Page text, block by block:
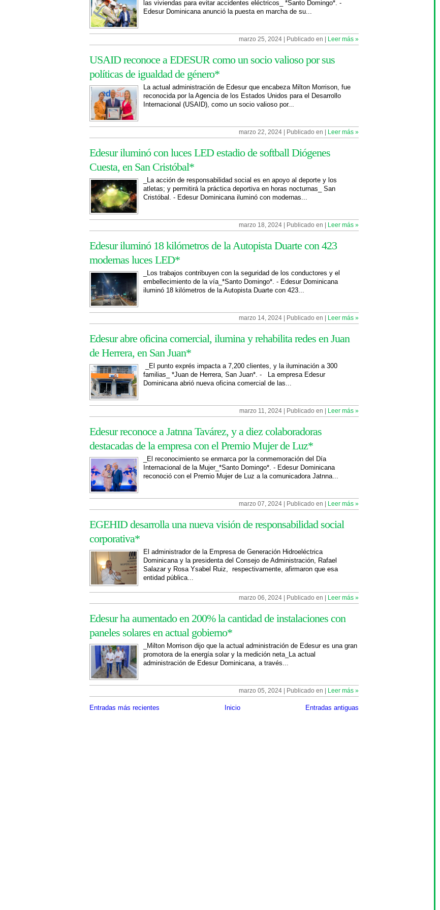
las viviendas para evitar accidentes eléctricos_ *Santo Domingo*. -
Edesur Dominicana anunció la puesta en marcha de su...
marzo 25, 2024 | Publicado en | Leer más »
USAID reconoce a EDESUR como un socio valioso por sus
políticas de igualdad de género*
La actual administración de Edesur que encabeza Milton Morrison, fue
reconocida por la Agencia de los Estados Unidos para el Desarrollo
Internacional (USAID), como un socio valioso por...
marzo 22, 2024 | Publicado en | Leer más »
Edesur iluminó con luces LED estadio de softball Diógenes
Cuesta, en San Cristóbal*
_La acción de responsabilidad social es en apoyo al deporte y los
atletas; y permitirá la práctica deportiva en horas nocturnas_ San
Cristóbal. - Edesur Dominicana iluminó con modernas...
marzo 18, 2024 | Publicado en | Leer más »
Edesur iluminó 18 kilómetros de la Autopista Duarte con 423
modernas luces LED*
_Los trabajos contribuyen con la seguridad de los conductores y el
embellecimiento de la vía_*Santo Domingo*. - Edesur Dominicana
iluminó 18 kilómetros de la Autopista Duarte con 423...
marzo 14, 2024 | Publicado en | Leer más »
Edesur abre oficina comercial, ilumina y rehabilita redes en Juan
de Herrera, en San Juan*
_El punto exprés impacta a 7,200 clientes, y la iluminación a 300
familias_ *Juan de Herrera, San Juan*. - La empresa Edesur
Dominicana abrió nueva oficina comercial de las...
marzo 11, 2024 | Publicado en | Leer más »
Edesur reconoce a Jatnna Tavárez, y a diez colaboradoras
destacadas de la empresa con el Premio Mujer de Luz*
_El reconocimiento se enmarca por la conmemoración del Día
Internacional de la Mujer_*Santo Domingo*. - Edesur Dominicana
reconoció con el Premio Mujer de Luz a la comunicadora Jatnna...
marzo 07, 2024 | Publicado en | Leer más »
EGEHID desarrolla una nueva visión de responsabilidad social
corporativa*
El administrador de la Empresa de Generación Hidroeléctrica
Dominicana y la presidenta del Consejo de Administración, Rafael
Salazar y Rosa Ysabel Ruiz, respectivamente, afirmaron que esa
entidad pública...
marzo 06, 2024 | Publicado en | Leer más »
Edesur ha aumentado en 200% la cantidad de instalaciones con
paneles solares en actual gobierno*
_Milton Morrison dijo que la actual administración de Edesur es una gran
promotora de la energía solar y la medición neta_La actual
administración de Edesur Dominicana, a través...
marzo 05, 2024 | Publicado en | Leer más »
Entradas más recientes Entradas antiguas
Inicio